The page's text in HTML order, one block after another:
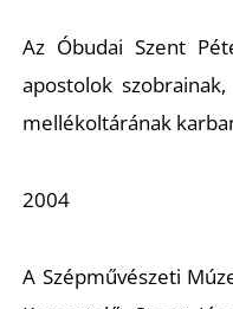
Az Óbudai Szent
apostolok
mellékoltárának
2004
A Szépművészeti